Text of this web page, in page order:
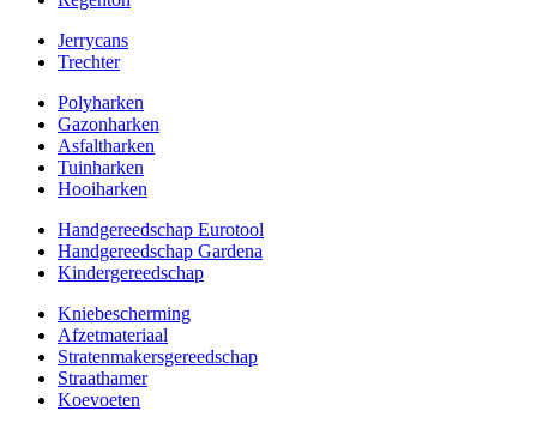
Jerrycans
Trechter
Polyharken
Gazonharken
Asfaltharken
Tuinharken
Hooiharken
Handgereedschap Eurotool
Handgereedschap Gardena
Kindergereedschap
Kniebescherming
Afzetmateriaal
Stratenmakersgereedschap
Straathamer
Koevoeten